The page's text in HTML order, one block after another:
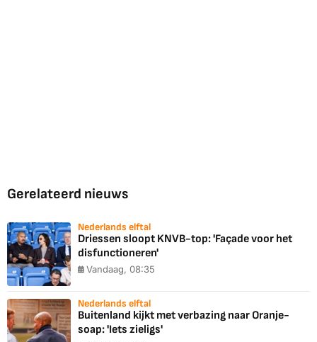
Gerelateerd nieuws
Nederlands elftal
Driessen sloopt KNVB-top: 'Façade voor het
disfunctioneren'
Vandaag, 08:35
Nederlands elftal
Buitenland kijkt met verbazing naar Oranje-
soap: 'Iets zieligs'